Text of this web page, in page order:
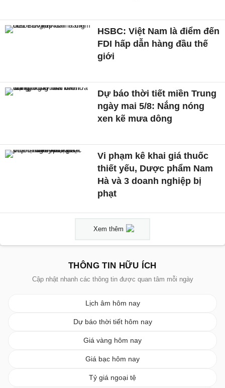
HSBC: Việt Nam là điểm đến
FDI hấp dẫn hàng đầu thế
giới
Dự báo thời tiết miền Trung
ngày mai 5/8: Nắng nóng
xen kẽ mưa dông
Vi phạm kê khai giá thuốc
thiết yếu, Dược phẩm Nam
Hà và 3 doanh nghiệp bị
phạt
Xem thêm
THÔNG TIN HỮU ÍCH
Cập nhật nhanh các thông tin được quan tâm mỗi ngày
Lịch âm hôm nay
Dự báo thời tiết hôm nay
Giá vàng hôm nay
Giá bạc hôm nay
Tỷ giá ngoại tệ